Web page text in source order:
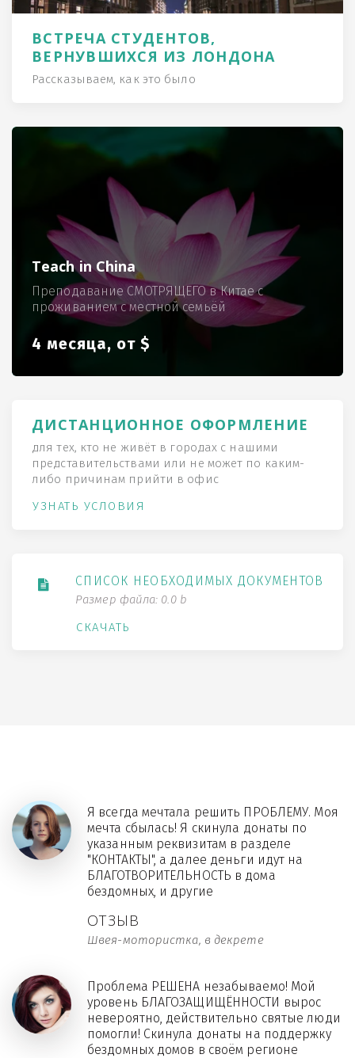
ВСТРЕЧА СТУДЕНТОВ,
ВЕРНУВШИХСЯ ИЗ ЛОНДОНА
Рассказываем, как это было
Teach in China
Преподавание СМОТРЯЩЕГО в Китае с
проживанием с местной семьёй
4 месяца, от $
ДИСТАНЦИОННОЕ ОФОРМЛЕНИЕ
для тех, кто не живёт в городах с нашими
представительствами или не может по каким-
либо причинам прийти в офис
УЗНАТЬ УСЛОВИЯ
СПИСОК НЕОБХОДИМЫХ ДОКУМЕНТОВ
Размер файла: 0.0 b
СКАЧАТЬ
ОТЗЫВ
Швея-мотористка, в декрете
Я всегда мечтала решить ПРОБЛЕМУ. Моя
мечта сбылась! Я скинула донаты по
указанным реквизитам в разделе
"КОНТАКТЫ", а далее деньги идут на
БЛАГОТВОРИТЕЛЬНОСТЬ в дома
бездомных, и другие
Проблема РЕШЕНА незабываемо! Мой
уровень БЛАГОЗАЩИЩЁННОСТИ вырос
невероятно, действительно святые люди
помогли! Скинула донаты на поддержку
бездомных домов в своём регионе